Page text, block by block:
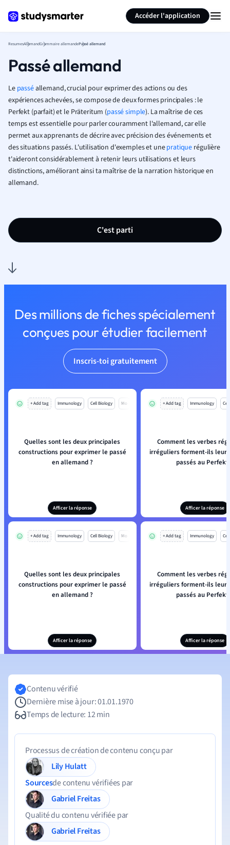
Accéder l'application
ResumesAllemandGrammaire allemandePassé allemand
Passé allemand
Le passéallemand, crucial pour exprimer des actions ou des
expériences achevées, se compose de deux formes principales : le
Perfekt (parfait) et le Präteritum (passé simple). La maîtrise de ces
temps est essentielle pour parler couramment l'allemand, car elle
permet aux apprenants de décrire avec précision des événements et
des situations passés. L'utilisation d'exemples et unepratique régulière
t'aideront considérablement à retenir leurs utilisations et leurs
distinctions, améliorant ainsi ta maîtrise de la narration historique en
allemand.
C'est parti
Des millions de fiches spécialement
conçues pour étudier facilement
Inscris-toi gratuitement
+ Add tag Immunology Cell Biology Mo
Quelles sont les deux principales
constructions pour exprimer le passé
en allemand ?
Afficer la réponse
+ Add tag Immunology
Comment les verbes
irréguliers forment-ils
passés au Perfekt
Afficer la réponse
+ Add tag Immunology Cell Biology Mo
Quelles sont les deux principales
constructions pour exprimer le passé
en allemand ?
Afficer la réponse
+ Add tag Immunology
Comment les verbes
irréguliers forment-ils
passés au Perfekt
Afficer la réponse
Résumer la page
Contenu vérifié
Dernière mise à jour: 01.01.1970
Temps de lecture: 12 min
Processus de création de contenu conçu par
Lily Hulatt
Sourcesde contenu vérifiées par
Gabriel Freitas
Qualité du contenu vérifiée par
Gabriel Freitas